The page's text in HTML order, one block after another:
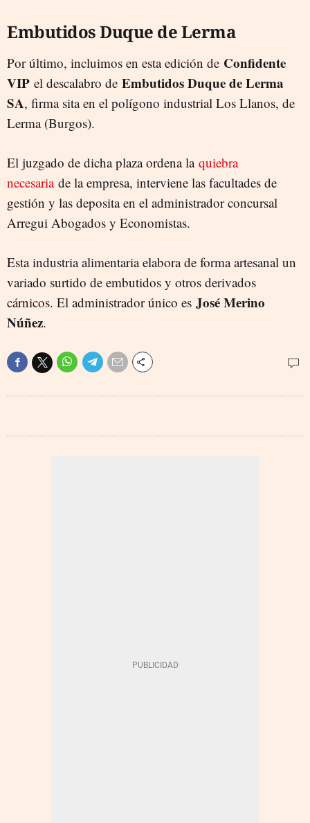
Embutidos Duque de Lerma
Por último, incluimos en esta edición de Confidente
VIP el descalabro de Embutidos Duque de Lerma
SA, firma sita en el polígono industrial Los Llanos, de
Lerma (Burgos).
El juzgado de dicha plaza ordena la quiebra
necesariade la empresa, interviene las facultades de
gestión y las deposita en el administrador concursal
Arregui Abogados y Economistas.
Esta industria alimentaria elabora de forma artesanal un
variado surtido de embutidos y otros derivados
cárnicos. El administrador único es José Merino
Núñez.